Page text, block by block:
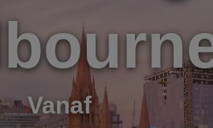
Vanaf